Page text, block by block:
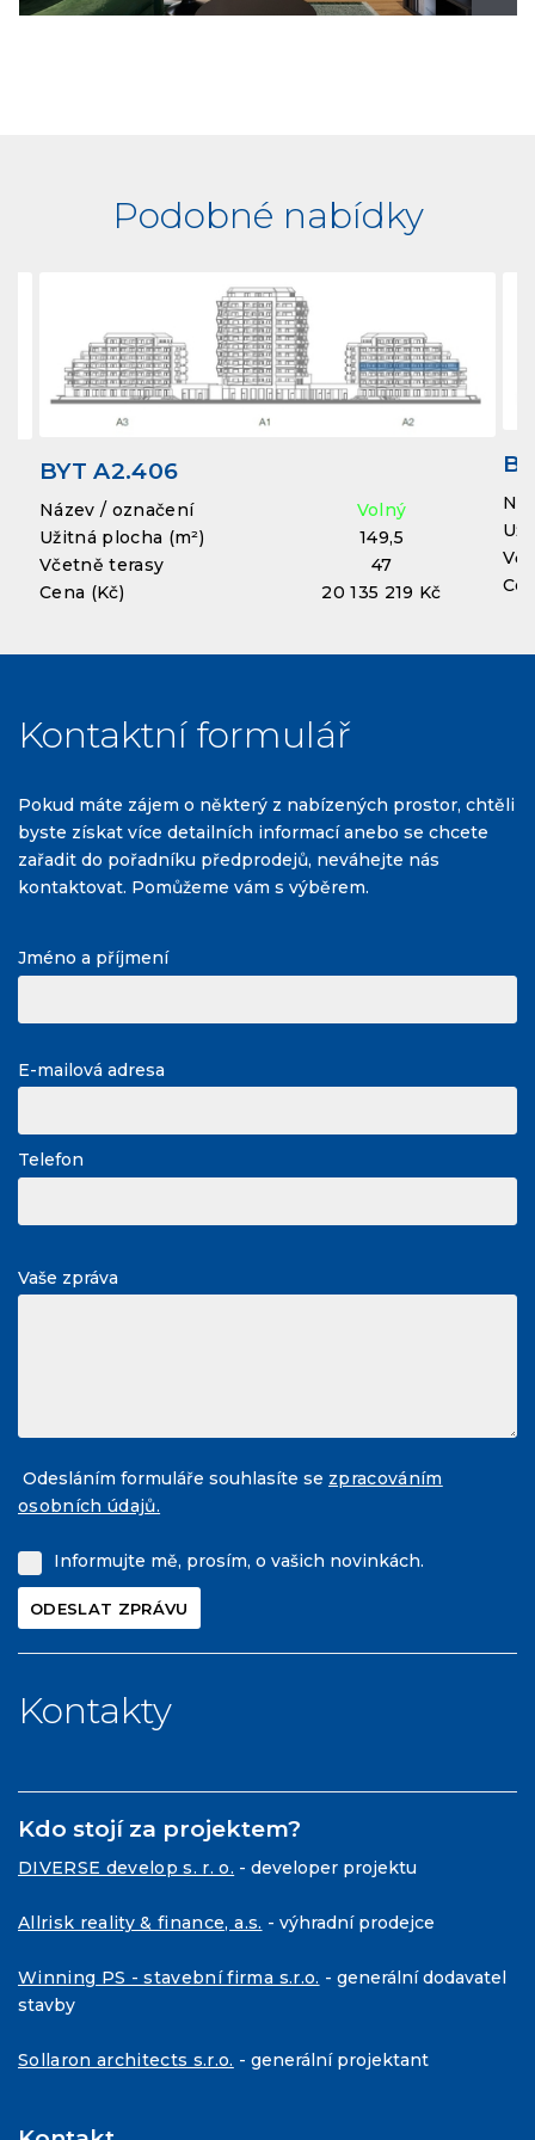
Podobné nabídky
BYT A2.406
Název / označení
Volný
Užitná plocha (m²)
149,5
Včetně terasy
47
Cena (Kč)
20 135 219 Kč
Kontaktní formulář
Pokud máte zájem o některý z nabízených prostor, chtěli
byste získat více detailních informací anebo se chcete
zařadit do pořadníku předprodejů, neváhejte nás
kontaktovat. Pomůžeme vám s výběrem.
Jméno a příjmení
E-mailová adresa
Telefon
Vaše zpráva
Odesláním formuláře souhlasíte se zpracováním
osobních údajů.
Informujte mě, prosím, o vašich novinkách.
Kontakty
Kdo stojí za projektem?
DIVERSE develop s. r. o. - developer projektu
Allrisk reality & finance, a.s. - výhradní prodejce
Winning PS - stavební firma s.r.o. - generální dodavatel
stavby
Sollaron architects s.r.o. - generální projektant